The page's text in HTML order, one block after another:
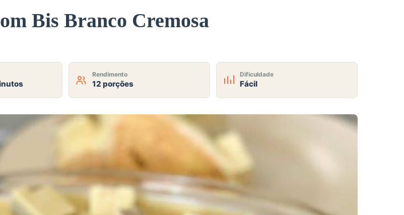
Bis Branco Cremosa
Rendimento
12 porções
Dificuldade
Fácil